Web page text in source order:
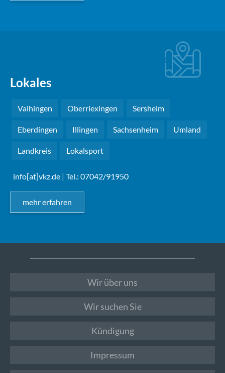
Lokales
Vaihingen Oberriexingen Sersheim
Eberdingen Illingen Sachsenheim Umland
Landkreis Lokalsport
info[at]vkz.de | Tel.: 07042/91950
mehr erfahren
Wir über uns
Wir suchen Sie
Kündigung
Impressum